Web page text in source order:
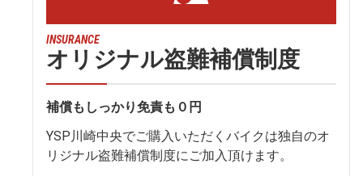
INSURANCE
オリジナル盗難補償制度
補償もしっかり免責も０円
YSP川崎中央でご購入いただくバイクは独自のオ
リジナル盗難補償制度にご加入頂けます。